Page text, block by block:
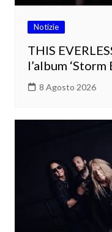
Notizie
THIS
l’album ‘Storm
8 Agosto 2026